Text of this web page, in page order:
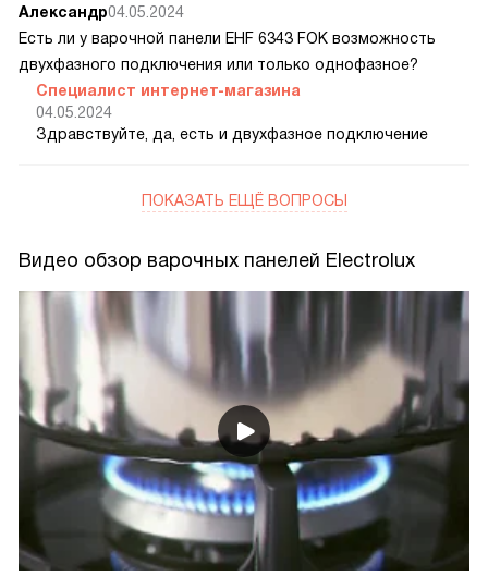
Александр04.05.2024
Есть ли у варочной панели EHF 6343 FOK возможность
двухфазного подключения или только однофазное?
Специалист интернет-магазина
04.05.2024
Здравствуйте, да, есть и двухфазное подключение
ПОКАЗАТЬ ЕЩЁ ВОПРОСЫ
Видео обзор варочных панелей Electrolux